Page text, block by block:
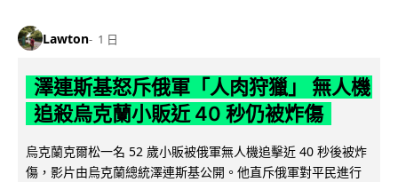
Lawton 1 日
澤連斯基怒斥俄軍「人肉狩獵」 無人機
追殺烏克蘭小販近 40 秒仍被炸傷
烏克蘭克爾松一名 52 歲小販被俄軍無人機追擊近 40 秒後被炸
傷，影片由烏克蘭總統澤連斯基公開。他直斥俄軍對平民進行